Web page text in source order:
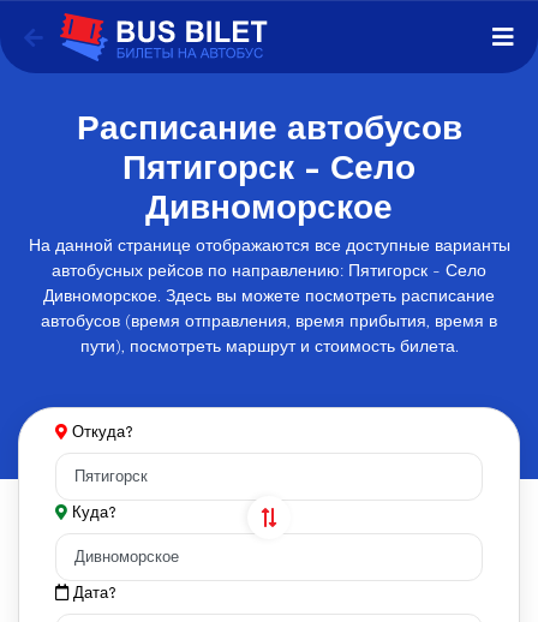
Расписание автобусов
Пятигорск - Село
Дивноморское
На данной странице отображаются все доступные варианты
автобусных рейсов по направлению: Пятигорск - Село
Дивноморское. Здесь вы можете посмотреть расписание
автобусов (время отправления, время прибытия, время в
пути), посмотреть маршрут и стоимость билета.
Откуда?
Куда?
Дата?